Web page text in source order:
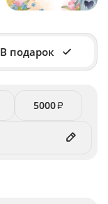
В подарок
5000₽